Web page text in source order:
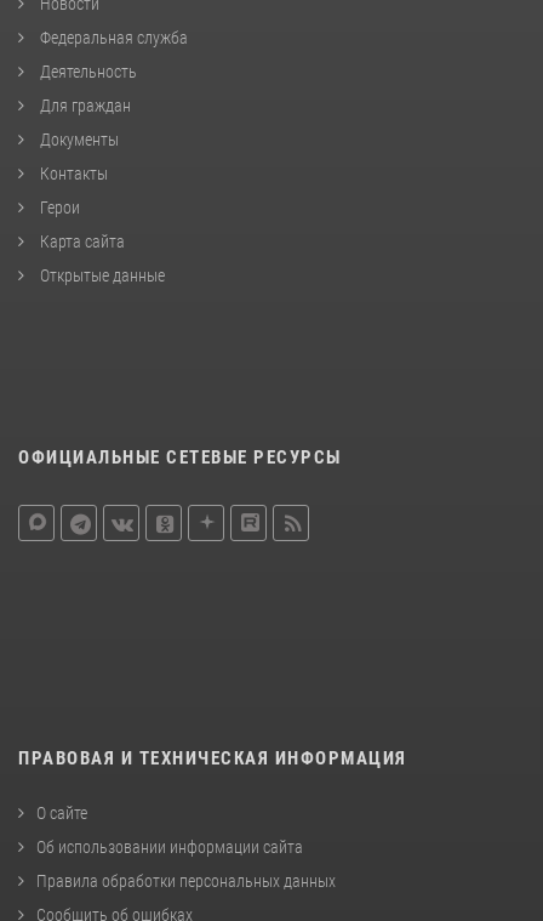
Федеральная служба
Деятельность
Для граждан
Документы
Контакты
Герои
Карта сайта
Открытые данные
ОФИЦИАЛЬНЫЕ СЕТЕВЫЕ РЕСУРСЫ
ПРАВОВАЯ И ТЕХНИЧЕСКАЯ ИНФОРМАЦИЯ
О сайте
Об использовании информации сайта
Правила обработки персональных данных
Сообщить об ошибках